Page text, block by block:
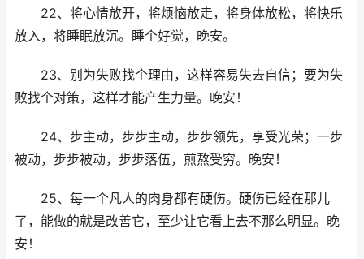
22、将心情放开，将烦恼放走，将身体放松，将快乐
放入，将睡眠放沉。睡个好觉，晚安。
23、别为失败找个理由，这样容易失去自信；要为失
败找个对策，这样才能产生力量。晚安！
24、步主动，步步主动，步步领先，享受光荣；一步
被动，步步被动，步步落伍，煎熬受穷。晚安！
25、每一个凡人的肉身都有硬伤。硬伤已经在那儿
了，能做的就是改善它，至少让它看上去不那么明显。晚
安！